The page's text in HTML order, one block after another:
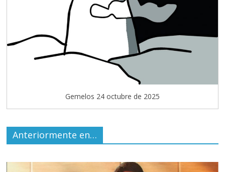
Gemelos 24 octubre de 2025
Anteriormente en…